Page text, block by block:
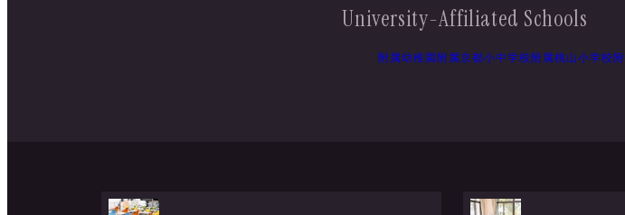
University-Affiliated Schools
附属幼稚園 附属京都小中学校附属桃山小学校